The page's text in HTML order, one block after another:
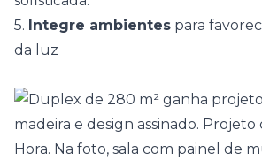
5. Integre ambientes para
da luz